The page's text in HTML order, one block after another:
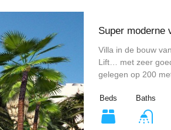
Super moderne
Villa in de bouw
Lift… met zeer
gelegen op 200
Beds Baths